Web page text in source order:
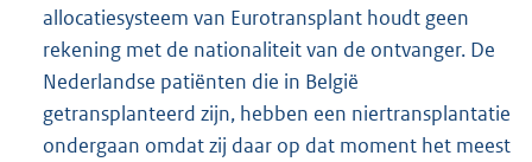
allocatiesysteem van Eurotransplant houdt geen
rekening met de nationaliteit van de ontvanger. De
Nederlandse patiënten die in België
getransplanteerd zijn, hebben een niertransplantatie
ondergaan omdat zij daar op dat moment het meest